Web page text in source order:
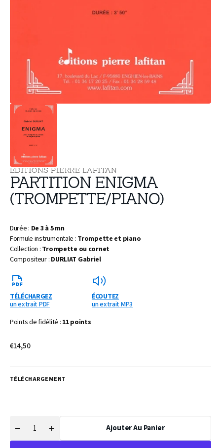
dans
la
EDITIONS PIERRE LAFITAN
PARTITION ENIGMA
(TROMPETTE/PIANO)
Durée : De 3 à 5 mn
Formule instrumentale : Trompette et piano
Collection : Trompette ou cornet
Compositeur : DURLIAT Gabriel
TÉLÉCHARGEZ
un extrait PDF
ÉCOUTEZ
un extrait MP3
Points de fidélité : 11 points
Prix
€14,50
TÉLÉCHARGEMENT
Réduire
Quantité
Augmenter
Ajouter Au Panier